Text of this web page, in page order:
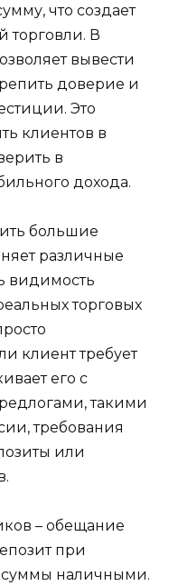
что создает
В
вывести
доверие и
Это
клиентов в
в
дохода.
большие
различные
видимость
торговых
клиент требует
его с
такими
требования
или
– обещание
при
суммы наличными.